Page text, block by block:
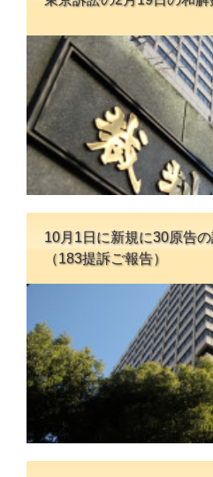
10月1日に新規に30原告
（183提訴ご報告）